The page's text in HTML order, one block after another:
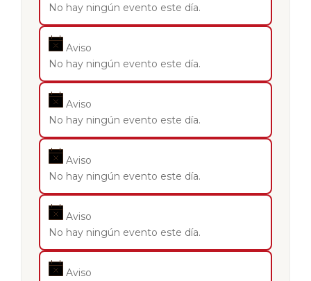
No hay ningún evento este día.
Aviso
No hay ningún evento este día.
Aviso
No hay ningún evento este día.
Aviso
No hay ningún evento este día.
Aviso
No hay ningún evento este día.
Aviso